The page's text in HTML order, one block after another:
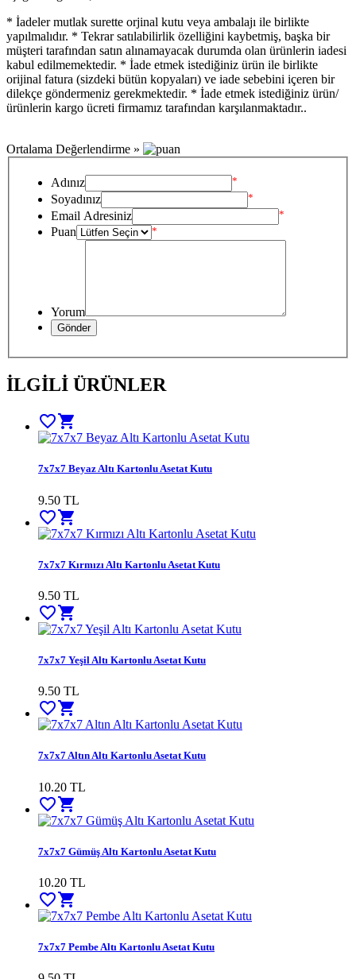
* İadeler mutlak surette orjinal kutu veya ambalajı ile birlikte
yapılmalıdır. * Tekrar satılabilirlik özelliğini kaybetmiş, başka bir
müşteri tarafından satın alınamayacak durumda olan ürünlerin iadesi
kabul edilmemektedir. * İade etmek istediğiniz ürün ile birlikte
orijinal fatura (sizdeki bütün kopyaları) ve iade sebebini içeren bir
dilekçe göndermeniz gerekmektedir. * İade etmek istediğiniz ürün/
ürünlerin kargo ücreti firmamız tarafından karşılanmaktadır..
Ortalama Değerlendirme »
Adınız *
Soyadınız *
Email Adresiniz *
Puan *
Yorum
İLGİLİ ÜRÜNLER
favorite_bordershopping_cart
7x7x7 Beyaz Altı Kartonlu Asetat Kutu
9.50 TL
favorite_bordershopping_cart
7x7x7 Kırmızı Altı Kartonlu Asetat Kutu
9.50 TL
favorite_bordershopping_cart
7x7x7 Yeşil Altı Kartonlu Asetat Kutu
9.50 TL
favorite_bordershopping_cart
7x7x7 Altın Altı Kartonlu Asetat Kutu
10.20 TL
favorite_bordershopping_cart
7x7x7 Gümüş Altı Kartonlu Asetat Kutu
10.20 TL
favorite_bordershopping_cart
7x7x7 Pembe Altı Kartonlu Asetat Kutu